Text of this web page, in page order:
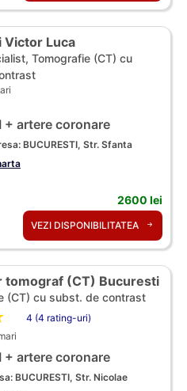
Victor Luca
Tomografie (CT) cu
artere coronare
BUCURESTI, Str. Sfanta
2600 lei
VEZI DISPONIBILITATEA
tomograf (CT) Bucuresti
(CT) cu subst. de contrast
4 (4 rating-uri)
artere coronare
BUCURESTI, Str. Nicolae